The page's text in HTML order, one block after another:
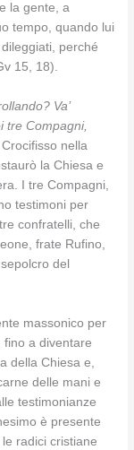
la gente, a
tempo, quando lui
perché
15, 18).
Va’
tre Compagni,
nella
la Chiesa e
I tre Compagni,
testimoni per
confratelli, che
frate Rufino,
del
massonico per
fino a diventare
della Chiesa e,
delle mani e
testimonianze
è presente
radici cristiane